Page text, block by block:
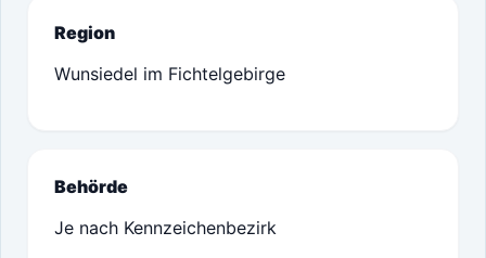
Region
Wunsiedel im Fichtelgebirge
Behörde
Je nach Kennzeichenbezirk